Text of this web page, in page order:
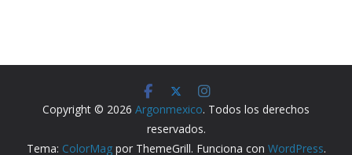
Copyright © 2026 Argonmexico. Todos los derechos
reservados.
Tema: ColorMagpor ThemeGrill. Funciona con WordPress.